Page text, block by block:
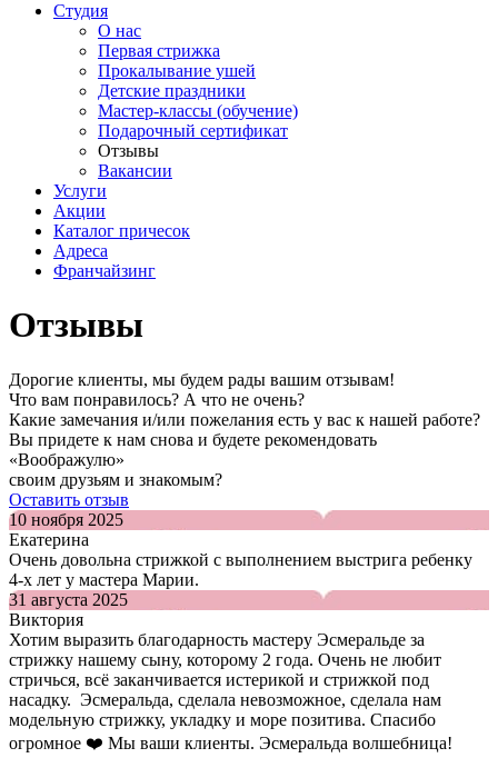
Cтудия
О нас
Первая стрижка
Прокалывание ушей
Детские праздники
Мастер-классы (обучение)
Подарочный сертификат
Отзывы
Вакансии
Услуги
Акции
Каталог причесок
Адреса
Франчайзинг
Отзывы
Дорогие клиенты, мы будем рады вашим отзывам!
Что вам понравилось? А что не очень?
Какие замечания и/или пожелания есть у вас к нашей работе?
Вы придете к нам снова и будете рекомендовать
«Воображулю»
своим друзьям и знакомым?
Оставить отзыв
10 ноября 2025
Екатерина
Очень довольна стрижкой с выполнением выстрига ребенку
4-х лет у мастера Марии.
31 августа 2025
Виктория
Хотим выразить благодарность мастеру Эсмеральде за
стрижку нашему сыну, которому 2 года. Очень не любит
стричься, всё заканчивается истерикой и стрижкой под
насадку. Эсмеральда, сделала невозможное, сделала нам
модельную стрижку, укладку и море позитива. Спасибо
огромное ❤️ Мы ваши клиенты. Эсмеральда волшебница!